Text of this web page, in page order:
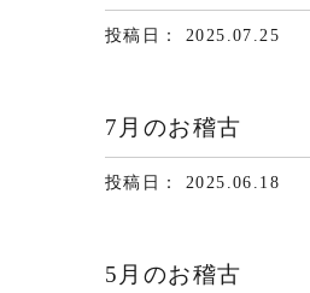
投稿日： 2025.07.25
7月のお稽古
投稿日： 2025.06.18
5月のお稽古